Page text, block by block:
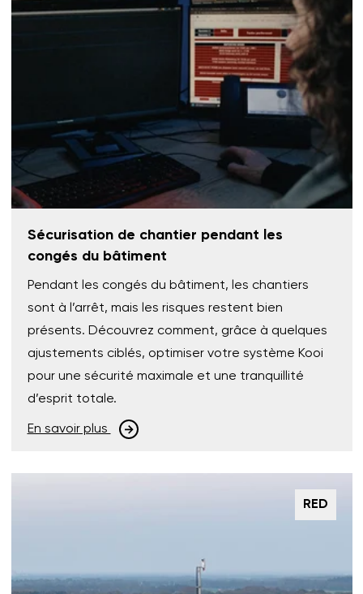
Sécurisation de chantier pendant les
congés du bâtiment
Pendant les congés du bâtiment, les chantiers
sont à l’arrêt, mais les risques restent bien
présents. Découvrez comment, grâce à quelques
ajustements ciblés, optimiser votre système Kooi
pour une sécurité maximale et une tranquillité
d’esprit totale.
En savoir plus
RED